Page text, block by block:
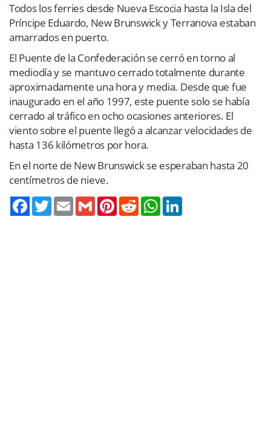
Todos los ferries desde Nueva Escocia hasta la Isla del
Príncipe Eduardo, New Brunswick y Terranova estaban
amarrados en puerto.
El Puente de la Confederación se cerró en torno al
mediodía y se mantuvo cerrado totalmente durante
aproximadamente una hora y media. Desde que fue
inaugurado en el año 1997, este puente solo se había
cerrado al tráfico en ocho ocasiones anteriores. El
viento sobre el puente llegó a alcanzar velocidades de
hasta 136 kilómetros por hora.
En el norte de New Brunswick se esperaban hasta 20
centímetros de nieve.
TwitterEmail Gmail PinterestReddit WhatsApp